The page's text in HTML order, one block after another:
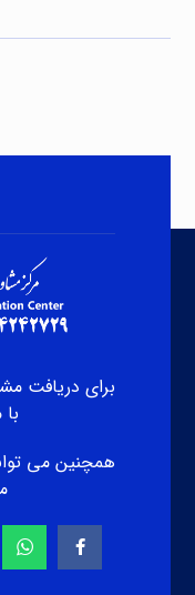
همچنین می